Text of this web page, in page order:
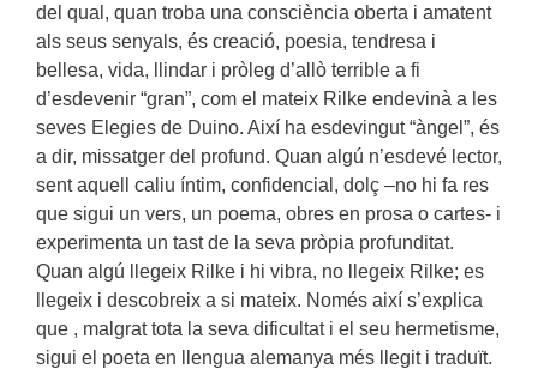
del qual, quan troba una consciència oberta i amatent
als seus senyals, és creació, poesia, tendresa i
bellesa, vida, llindar i pròleg d’allò terrible a fi
d’esdevenir “gran”, com el mateix Rilke endevinà a les
seves Elegies de Duino. Així ha esdevingut “àngel”, és
a dir, missatger del profund. Quan algú n’esdevé lector,
sent aquell caliu íntim, confidencial, dolç –no hi fa res
que sigui un vers, un poema, obres en prosa o cartes- i
experimenta un tast de la seva pròpia profunditat.
Quan algú llegeix Rilke i hi vibra, no llegeix Rilke; es
llegeix i descobreix a si mateix. Només així s’explica
que , malgrat tota la seva dificultat i el seu hermetisme,
sigui el poeta en llengua alemanya més llegit i traduït.